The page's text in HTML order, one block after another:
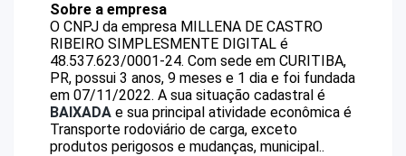
Sobre a empresa
O CNPJ da empresa MILLENA DE CASTRO
RIBEIRO SIMPLESMENTE DIGITAL é
48.537.623/0001-24. Com sede em CURITIBA,
PR, possui 3 anos, 9 meses e 1 dia e foi fundada
em 07/11/2022. A sua situação cadastral é
BAIXADA e sua principal atividade econômica é
Transporte rodoviário de carga, exceto
produtos perigosos e mudanças, municipal..